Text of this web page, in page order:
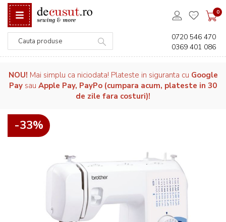
0
0720 546 470
0369 401 086
NOU! Mai simplu ca niciodata! Plateste in siguranta cu Google
Pay sau Apple Pay, PayPo (cumpara acum, plateste in 30
de zile fara costuri)!
-33%